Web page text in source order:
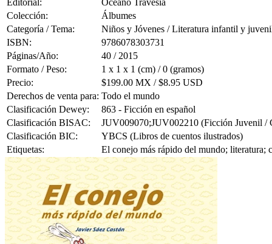
Colección:
Álbumes
Categoría / Tema:
Niños y Jóvenes / Literatura infantil y
ISBN:
9786078303731
Páginas/Año:
40 / 2015
Formato / Peso:
1 x 1 x 1 (cm) / 0 (gramos)
Precio:
$199.00 MX / $8.95 USD
Derechos de venta para: Todo el mundo
Clasificación Dewey:
863 - Ficción en español
Clasificación BISAC:
JUV009070;JUV002210 (Ficción Juvenil /
Clasificación BIC:
YBCS (Libros de cuentos ilustrados)
Etiquetas:
El conejo más rápido del mundo; literatura;